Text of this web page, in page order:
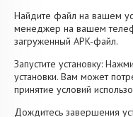
Найдите файл на вашем
менеджер на вашем
загруженный APK-файл.
Запустите установку:
установки. Вам может
принятие условий
Дождитесь завершения